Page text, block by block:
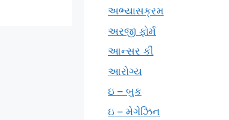
અભ્યાસક્રમ
અરજી ફોર્મ
આન્સર કી
આરોગ્ય
ઇ – બુક
ઇ – મેગેઝિન